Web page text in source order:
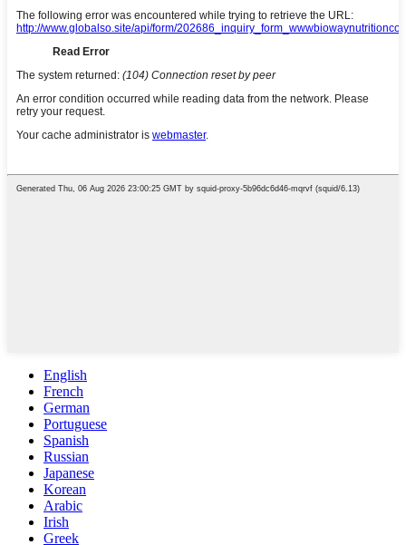
English
French
German
Portuguese
Spanish
Russian
Japanese
Korean
Arabic
Irish
Greek